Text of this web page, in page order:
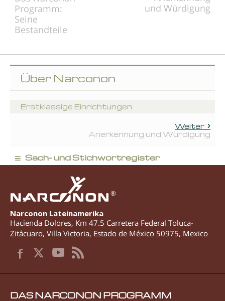
und Würdigung
Programm:
Seine
Bestandteile
Über Narconon
Erstklassige Einrichtungen
Weiter
Anerkennung und Würdigung
≡ Sach- und Stichwortregister
®
Narconon Lateinamerika
Hacienda Dolores, Km 47.5 Carretera Federal Toluca-
Zitácuaro, Villa Victoria, Estado de México 50975, Mexico
DAS NARCONON PROGRAMM